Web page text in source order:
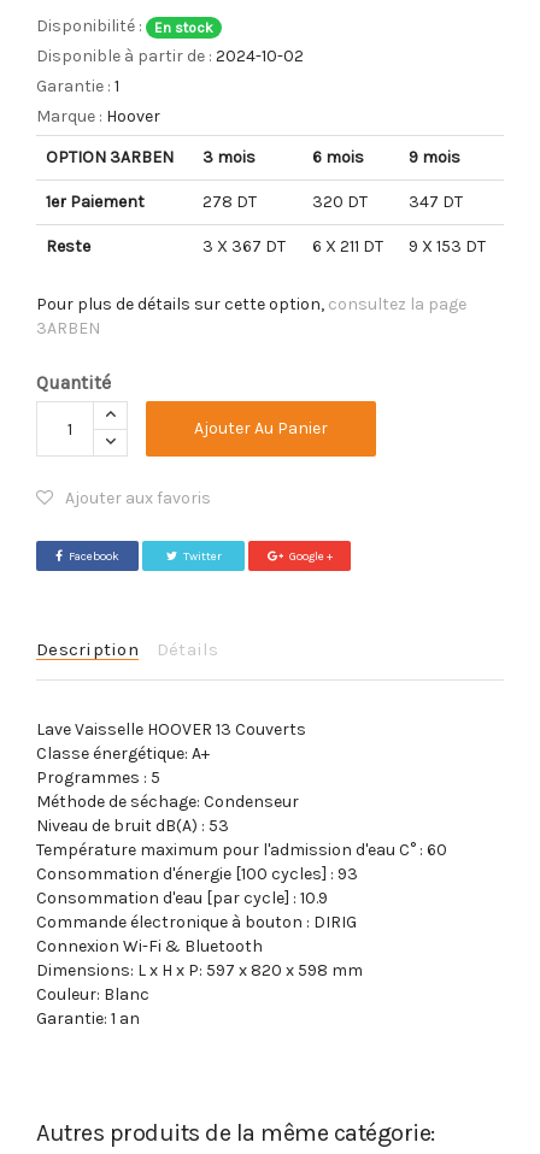
Disponibilité : En stock
Disponible à partir de : 2024-10-02
Garantie : 1
Marque : Hoover
OPTION 3ARBEN
3 mois 6 mois 9 mois
1er Paiement 278 DT 320 DT 347 DT
Reste 3 X 367 DT 6 X 211 DT 9 X 153 DT
Pour plus de détails sur cette option, consultez la page
3ARBEN
Quantité
Ajouter Au Panier
Ajouter aux favoris
Facebook Twitter Google +
Description Détails
Lave Vaisselle HOOVER 13 Couverts
Classe énergétique: A+
Programmes : 5
Méthode de séchage: Condenseur
Niveau de bruit dB(A) : 53
Température maximum pour l'admission d'eau C° : 60
Consommation d'énergie [100 cycles] : 93
Consommation d'eau [par cycle] : 10.9
Commande électronique à bouton : DIRIG
Connexion Wi-Fi & Bluetooth
Dimensions: L x H x P: 597 x 820 x 598 mm
Couleur: Blanc
Garantie: 1 an
Autres produits de la même catégorie: